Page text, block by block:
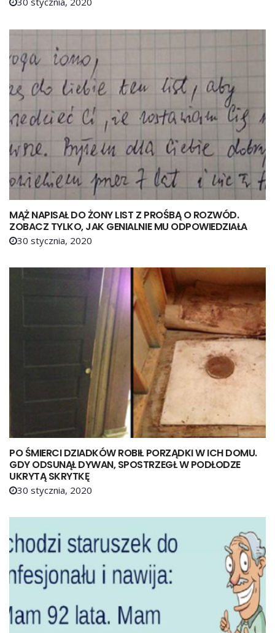
MĄŻ NAPISAŁ DO ŻONY LIST Z PROŚBĄ O ROZWÓD.
ZOBACZ TYLKO, JAK GENIALNIE MU ODPOWIEDZIAŁA
30 stycznia, 2020
PO ŚMIERCI DZIADKÓW ROBIŁ PORZĄDKI W ICH DOMU.
GDY ODSUNĄŁ DYWAN, SPOSTRZEGŁ W PODŁODZE
UKRYTĄ SKRYTKĘ
30 stycznia, 2020